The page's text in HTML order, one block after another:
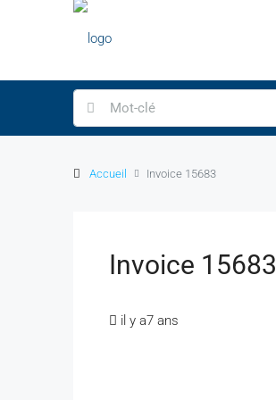
Accueil Invoice 15683
Invoice 15683
il y a7 ans